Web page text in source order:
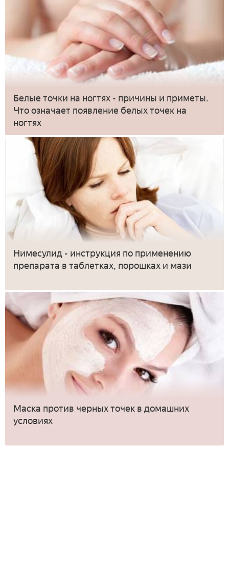
Белые точки на ногтях - причины и приметы.
Что означает появление белых точек на
ногтях
Нимесулид - инструкция по применению
препарата в таблетках, порошках и мази
Маска против черных точек в домашних
условиях